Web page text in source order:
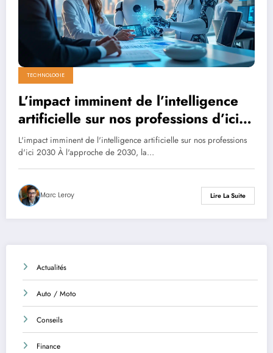
TECHNOLOGIE
L’impact imminent de l’intelligence
artificielle sur nos professions d’ici
2030 : révélations de l’étude du
McKinsey Global Institute pour
l’Institut de l’entreprise
L'impact imminent de l'intelligence artificielle sur nos professions
d'ici 2030 À l'approche de 2030, la…
Marc Leroy Lire La Suite
Actualités
Auto / Moto
Conseils
Finance